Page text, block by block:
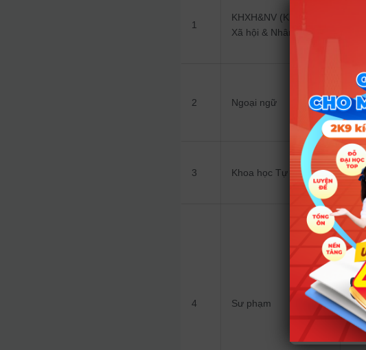
1
KHXH&NV (Khoa học
Xã hội & Nhân văn)
2 Ngoại ngữ 1/6
3 Khoa học Tự nhiên
1 –
2/6
4 Sư phạm
4 –
5/6